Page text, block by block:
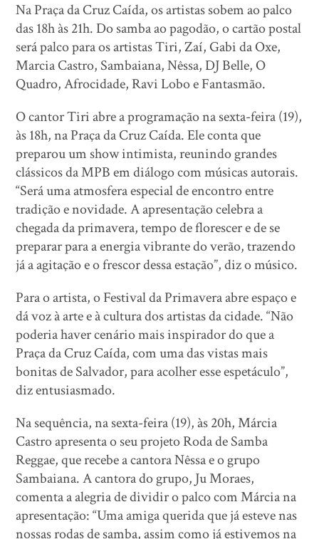
Na Praça da Cruz Caída, os artistas sobem ao palco
das 18h às 21h. Do samba ao pagodão, o cartão postal
será palco para os artistas Tiri, Zaí, Gabi da Oxe,
Marcia Castro, Sambaiana, Nêssa, DJ Belle, O
Quadro, Afrocidade, Ravi Lobo e Fantasmão.
O cantor Tiri abre a programação na sexta-feira (19),
às 18h, na Praça da Cruz Caída. Ele conta que
preparou um show intimista, reunindo grandes
clássicos da MPB em diálogo com músicas autorais.
“Será uma atmosfera especial de encontro entre
tradição e novidade. A apresentação celebra a
chegada da primavera, tempo de florescer e de se
preparar para a energia vibrante do verão, trazendo
já a agitação e o frescor dessa estação”, diz o músico.
Para o artista, o Festival da Primavera abre espaço e
dá voz à arte e à cultura dos artistas da cidade. “Não
poderia haver cenário mais inspirador do que a
Praça da Cruz Caída, com uma das vistas mais
bonitas de Salvador, para acolher esse espetáculo”,
diz entusiasmado.
Na sequência, na sexta-feira (19), às 20h, Márcia
Castro apresenta o seu projeto Roda de Samba
Reggae, que recebe a cantora Nêssa e o grupo
Sambaiana. A cantora do grupo, Ju Moraes,
comenta a alegria de dividir o palco com Márcia na
apresentação: “Uma amiga querida que já esteve nas
nossas rodas de samba, assim como já estivemos na